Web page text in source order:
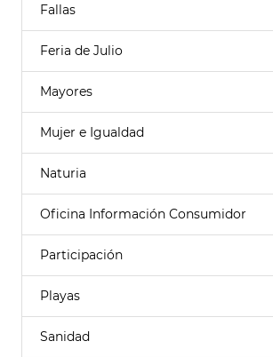
Fallas
Feria de Julio
Mayores
Mujer e Igualdad
Naturia
Oficina Información Consumidor
Participación
Playas
Sanidad